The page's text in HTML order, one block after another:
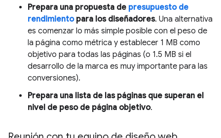
Prepara una propuesta de presupuesto de
rendimientopara los diseñadores. Una alternativa
es comenzar lo más simple posible con el peso de
la página como métrica y establecer 1 MB como
objetivo para todas las páginas (o 1.5 MB si el
desarrollo de la marca es muy importante para las
conversiones).
Prepara una lista de las páginas que superan el
nivel de peso de página objetivo.